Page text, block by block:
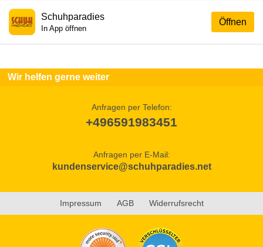
Öffnen
Schuhparadies
In App öffnen
Wir helfen gerne weiter
Anfragen per Telefon:
+496591983451
Anfragen per E-Mail:
kundenservice@schuhparadies.net
Impressum AGB Widerrufsrecht